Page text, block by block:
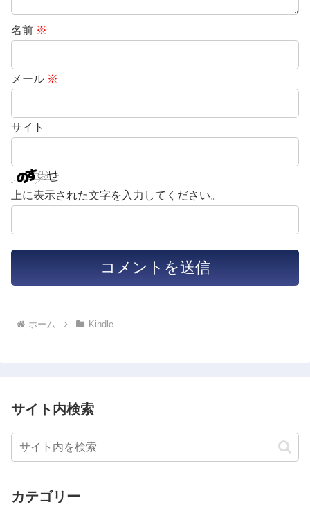
名前 ※
メール ※
サイト
上に表示された文字を入力してください。
ホーム Kindle
サイト内検索
カテゴリー